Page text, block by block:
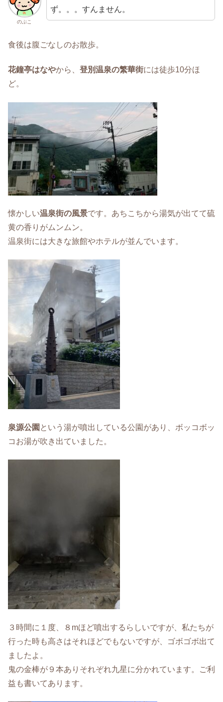
のぷこ
ず。。。すんません。
食後は腹ごなしのお散歩。
花鐘亭はなやから、 登別温泉の繁華街には徒歩10分ほ
ど。
懐かしい温泉街の風景です。あちこちから湯気が出てて硫
黄の香りがムンムン。
温泉街には大きな旅館やホテルが並んでいます。
泉源公園 という湯が噴出している公園があり、ボッコボッ
コお湯が吹き出ていました。
３時間に１度、８mほど噴出するらしいですが、私たちが
行った時も高さはそれほどでもないですが、ゴボゴボ出て
ましたよ。
鬼の金棒が９本ありそれぞれ九星に分かれています。ご利
益も書いてあります。